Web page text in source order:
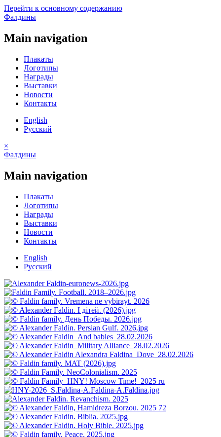
Перейти к основному содержанию
Фалдины
Main navigation
Плакаты
Логотипы
Награды
Выставки
Новости
Контакты
English
Русский
×
Фалдины
Main navigation
Плакаты
Логотипы
Награды
Выставки
Новости
Контакты
English
Русский